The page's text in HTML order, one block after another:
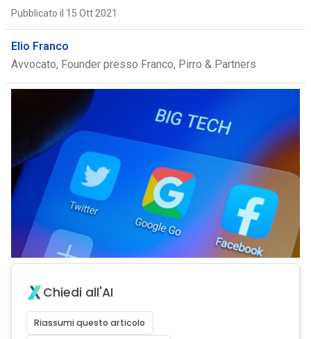
Pubblicato il 15 Ott 2021
Elio Franco
Avvocato, Founder presso Franco, Pirro & Partners
Chiedi all'AI
Riassumi questo articolo